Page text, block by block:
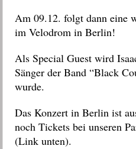
Am 09.12. folgt dann eine
im Velodrom in Berlin!
Als Special Guest wird
Sänger der Band “Black
wurde.
Das Konzert in Berlin ist
noch Tickets bei unseren
(Link unten).